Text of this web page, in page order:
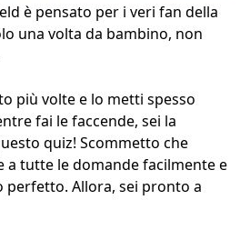
è pensato per i veri fan della
una volta da bambino, non
più volte e lo metti spesso
fai le faccende, sei la
quiz! Scommetto che
a tutte le domande facilmente e
Allora, sei pronto a